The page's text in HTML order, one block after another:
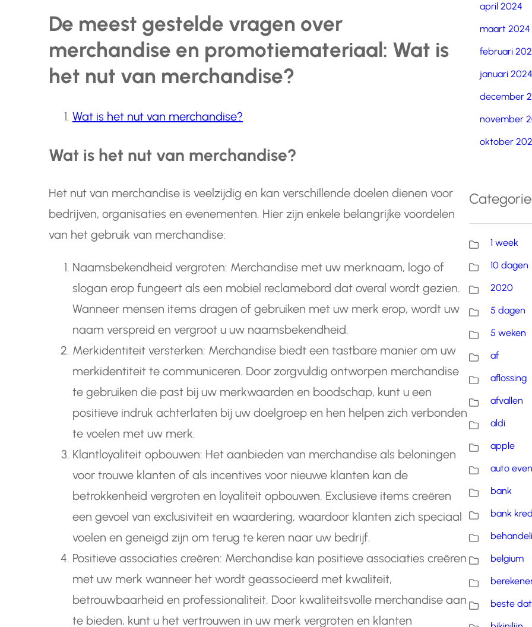
De meest gestelde vragen over
merchandise en promotiemateriaal: Wat is
het nut van merchandise?
Wat is het nut van merchandise?
Wat is het nut van merchandise?
Het nut van merchandise is veelzijdig en kan verschillende doelen dienen voor
bedrijven, organisaties en evenementen. Hier zijn enkele belangrijke voordelen
van het gebruik van merchandise:
Naamsbekendheid vergroten: Merchandise met uw merknaam, logo of
slogan erop fungeert als een mobiel reclamebord dat overal wordt gezien.
Wanneer mensen items dragen of gebruiken met uw merk erop, wordt uw
naam verspreid en vergroot u uw naamsbekendheid.
Merkidentiteit versterken: Merchandise biedt een tastbare manier om uw
merkidentiteit te communiceren. Door zorgvuldig ontworpen merchandise
te gebruiken die past bij uw merkwaarden en boodschap, kunt u een
positieve indruk achterlaten bij uw doelgroep en hen helpen zich verbonden
te voelen met uw merk.
Klantloyaliteit opbouwen: Het aanbieden van merchandise als beloningen
voor trouwe klanten of als incentives voor nieuwe klanten kan de
betrokkenheid vergroten en loyaliteit opbouwen. Exclusieve items creëren
een gevoel van exclusiviteit en waardering, waardoor klanten zich speciaal
voelen en geneigd zijn om terug te keren naar uw bedrijf.
Positieve associaties creëren: Merchandise kan positieve associaties creëren
met uw merk wanneer het wordt geassocieerd met kwaliteit,
betrouwbaarheid en professionaliteit. Door kwaliteitsvolle merchandise aan
te bieden, kunt u het vertrouwen in uw merk vergroten en klanten
april 2024
maart 2024
februari
januari 2024
december
november
oktober
1 week
10 dagen
2020
5 dagen
5 weken
af
aflossing
afvallen
aldi
apple
auto
bank
bank
belgium
beste